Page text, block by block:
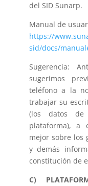
del SID Sunarp.
Manual de
https://
sid/docs/
Sugerencia:
sugerimos
teléfono a la
trabajar su
(los datos
plataforma), a
mejor sobre los
y demás
constitución de
C)